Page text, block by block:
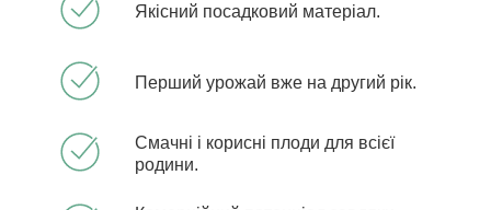
Якісний посадковий матеріал.
Перший урожай вже на другий рік.
Смачні і корисні плоди для всієї
родини.